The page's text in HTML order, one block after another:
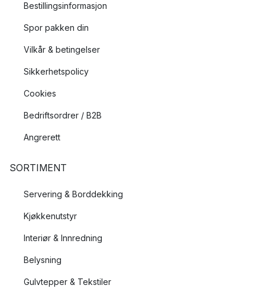
Bestillingsinformasjon
Spor pakken din
Vilkår & betingelser
Sikkerhetspolicy
Cookies
Bedriftsordrer / B2B
Angrerett
SORTIMENT
Servering & Borddekking
Kjøkkenutstyr
Interiør & Innredning
Belysning
Gulvtepper & Tekstiler